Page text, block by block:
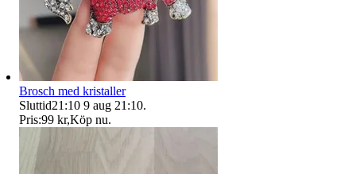
Brosch med kristaller
Sluttid21:10 9 aug 21:10.
Pris:99 kr,Köp nu.